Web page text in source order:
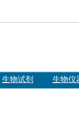
生物试剂 生物仪